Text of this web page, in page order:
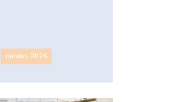
nieuws 2026